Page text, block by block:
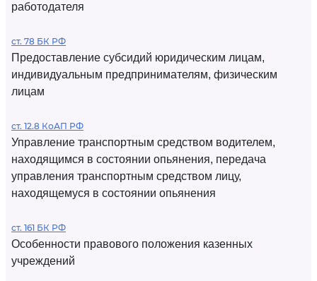
работодателя
ст. 78 БК РФ
Предоставление субсидий юридическим лицам,
индивидуальным предпринимателям, физическим
лицам
ст. 12.8 КоАП РФ
Управление транспортным средством водителем,
находящимся в состоянии опьянения, передача
управления транспортным средством лицу,
находящемуся в состоянии опьянения
ст. 161 БК РФ
Особенности правового положения казенных
учреждений